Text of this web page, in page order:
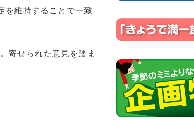
を維持することで一致
寄せられた意見を踏ま